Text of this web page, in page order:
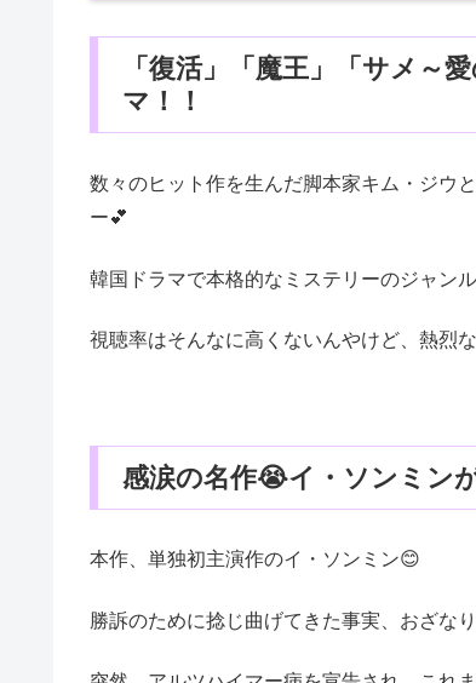
「復活」「魔王」「サメ～
マ！！
数々のヒット作を生んだ脚本家キム・ジウ
ー💕
韓国ドラマで本格的なミステリーのジャン
視聴率はそんなに高くないんやけど、熱烈
感涙の名作😭イ・ソンミン
本作、単独初主演作のイ・ソンミン😊
勝訴のために捻じ曲げてきた事実、おざな